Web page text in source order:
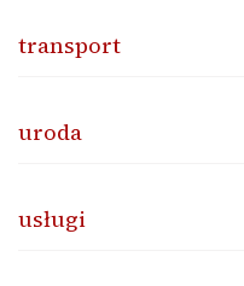
transport
uroda
usługi